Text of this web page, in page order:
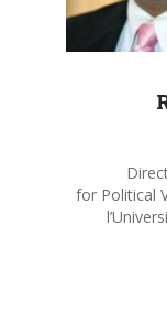
for Political